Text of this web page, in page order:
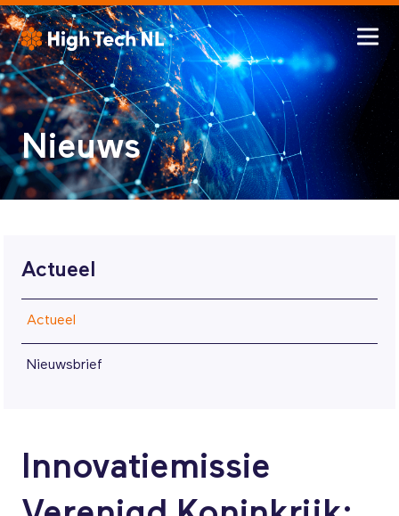
Nieuws
Actueel
Actueel
Nieuwsbrief
Innovatiemissie